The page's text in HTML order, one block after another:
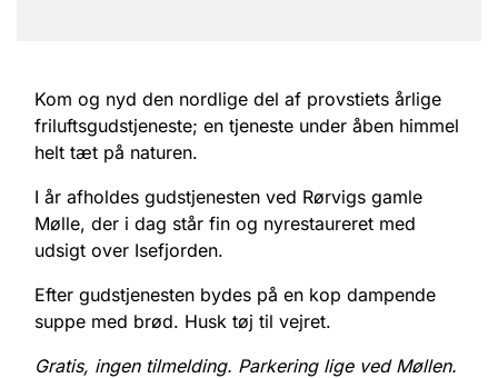
Kom og nyd den nordlige del af provstiets årlige
friluftsgudstjeneste; en tjeneste under åben himmel
helt tæt på naturen.
I år afholdes gudstjenesten ved Rørvigs gamle
Mølle, der i dag står fin og nyrestaureret med
udsigt over Isefjorden.
Efter gudstjenesten bydes på en kop dampende
suppe med brød. Husk tøj til vejret.
Gratis, ingen tilmelding. Parkering lige ved Møllen.